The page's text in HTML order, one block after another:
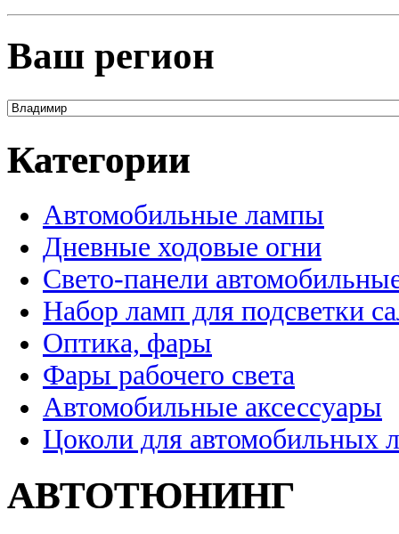
Ваш регион
Категории
Автомобильные лампы
Дневные ходовые огни
Свето-панели
Набор ламп для подсветки
Оптика, фары
Фары рабочего света
Автомобильные аксессуары
Цоколи для автомобильных
АВТОТЮНИНГ